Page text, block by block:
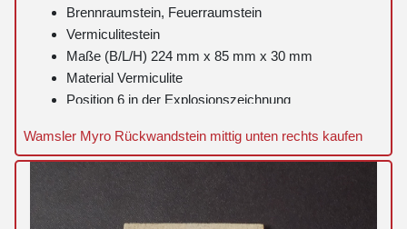
Brennraumstein, Feuerraumstein
Vermiculitestein
Maße (B/L/H) 224 mm x 85 mm x 30 mm
Material Vermiculite
Position 6 in der Explosionszeichnung
Wamsler Myro Rückwandstein mittig unten rechts kaufen